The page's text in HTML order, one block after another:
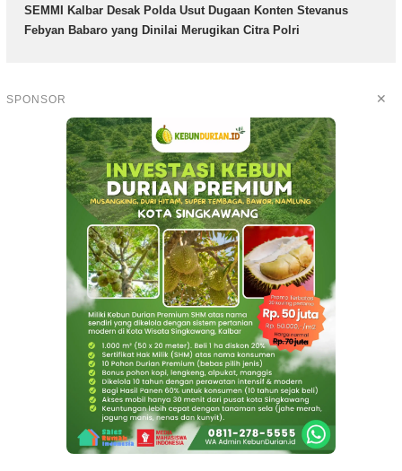
SEMMI Kalbar Desak Polda Usut Dugaan Konten Stevanus
Febyan Babaro yang Dinilai Merugikan Citra Polri
SPONSOR ✕